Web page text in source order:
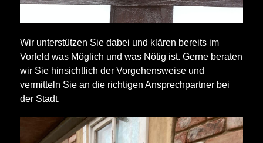
Wir unterstützen Sie dabei und klären bereits im
Vorfeld was Möglich und was Nötig ist. Gerne beraten
wir Sie hinsichtlich der Vorgehensweise und
vermitteln Sie an die richtigen Ansprechpartner bei
der Stadt.